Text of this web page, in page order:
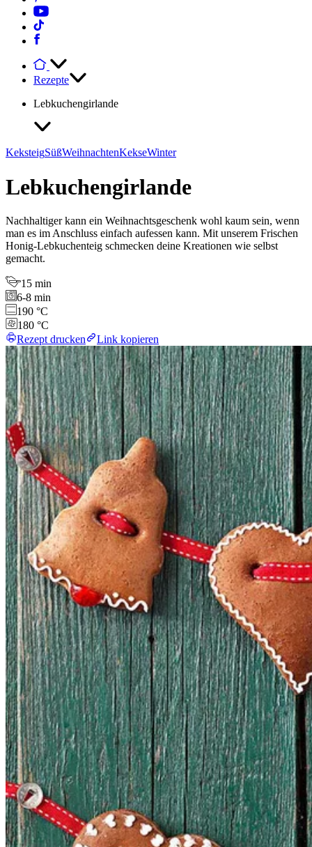
Rezepte
Lebkuchengirlande
KeksteigSüßWeihnachtenKekseWinter
Lebkuchengirlande
Nachhaltiger kann ein Weihnachtsgeschenk wohl kaum sein, wenn
man es im Anschluss einfach aufessen kann. Mit unserem Frischen
Honig-Lebkuchenteig schmecken deine Kreationen wie selbst
gemacht.
15 min
6-8 min
190 °C
180 °C
Rezept drucken
Link kopieren